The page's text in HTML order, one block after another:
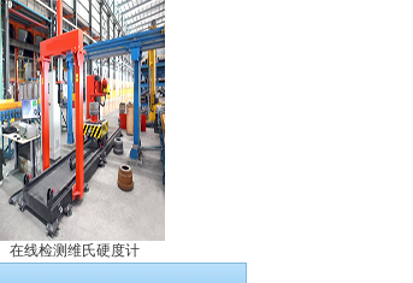
在线检测维氏硬度计